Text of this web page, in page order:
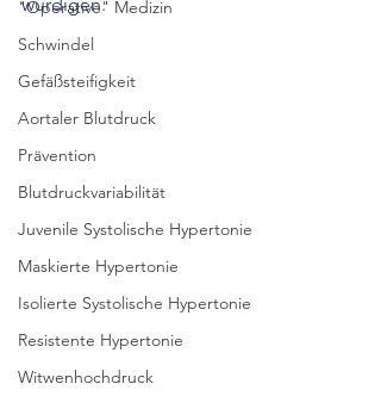
"Operative" Medizin
Schwindel
Gefäßsteifigkeit
Aortaler Blutdruck
Prävention
Blutdruckvariabilität
Juvenile Systolische Hypertonie
Maskierte Hypertonie
Isolierte Systolische Hypertonie
Resistente Hypertonie
Witwenhochdruck